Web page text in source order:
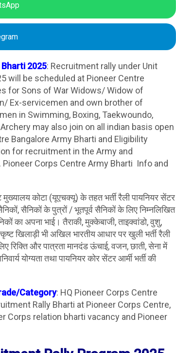
2025: Recruitment rally under Unit
will be scheduled at Pioneer Centre
for Sons of War Widows/ Widow of
Ex-servicemen and own brother of
in Swimming, Boxing, Taekwoundo,
may also join on all indian basis open
Bangalore Army Bharti and Eligibility
for recruitment in the Army and
Corps Centre Army Bharti Info and
मुख्यालय कोटा (यूएचक्यू) के तहत भर्ती रैली पायनियर सेंटर
सैनिकों के पुत्रों / भूतपूर्व सैनिकों के लिए निम्नलिखित
का अपना भाई। तैराकी, मुक्केबाजी, ताइक्वांडो, वुशु,
खिलाड़ी भी अखिल भारतीय आधार पर खुली भर्ती रैली
रिक्ति और पात्रता मानदंड ऊंचाई, वजन, छाती, सेना में
योग्यता तथा पायनियर कोर सेंटर आर्मी भर्ती की
Category: HQ Pioneer Corps Centre
Rally Bharti at Pioneer Corps Centre,
Corps relation bharti vacancy and Pioneer